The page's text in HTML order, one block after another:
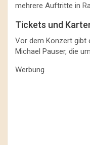
mehrere Auftritte in
Tickets und
Vor dem Konzert gibt
Michael Pauser, die
Werbung